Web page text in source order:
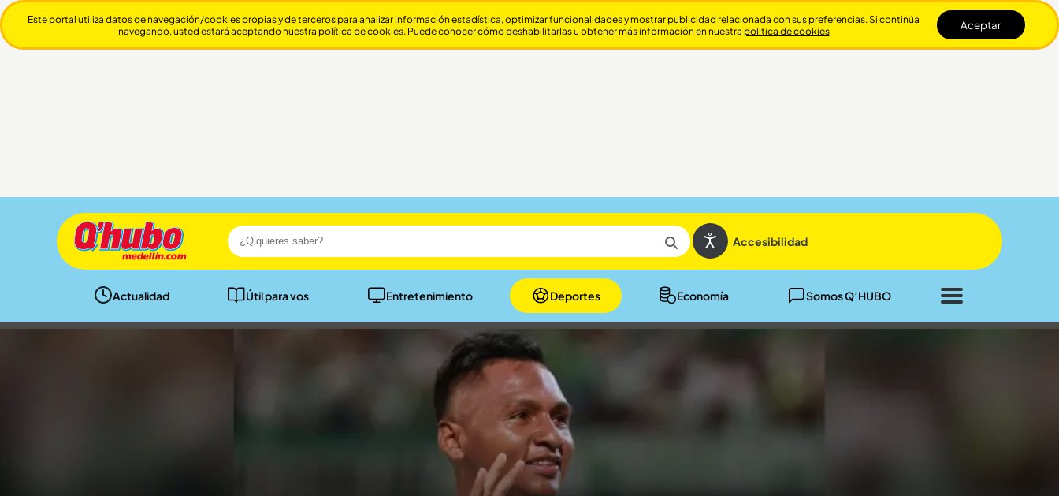
Accesibilidad
Actualidad Útil para vos Entretenimiento Deportes Economía Somos Q’HUBO
Cerrar
Este portal utiliza datos de navegación/cookies propias y de terceros para analizar información estadística, optimizar funcionalidades y mostrar publicidad relacionada con sus preferencias. Si continúa
navegando, usted estará aceptando nuestra política de cookies. Puede conocer cómo deshabilitarlas u obtener más información en nuestra politica de cookies Aceptar